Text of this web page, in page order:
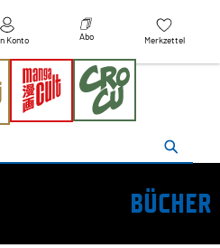
Konto Abo Merkzettel
BÜCHER